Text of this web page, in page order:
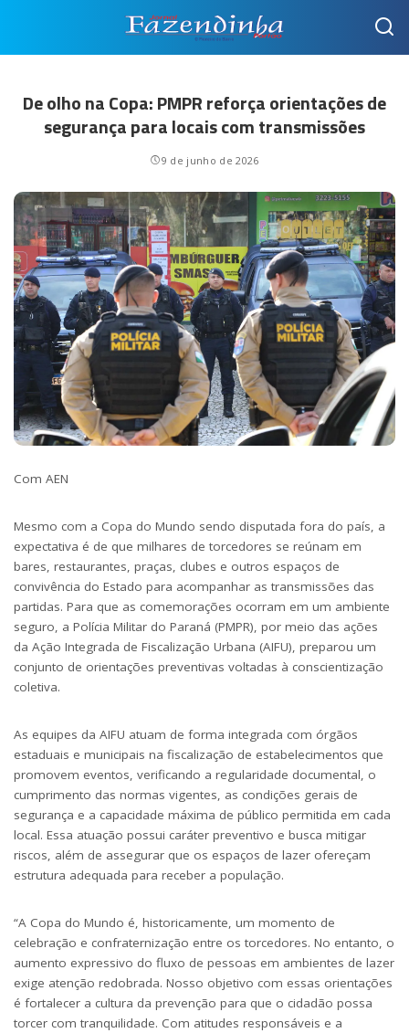
De olho na Copa: PMPR reforça orientações de
segurança para locais com transmissões
9 de junho de 2026
Com AEN
Mesmo com a Copa do Mundo sendo disputada fora do país, a
expectativa é de que milhares de torcedores se reúnam em
bares, restaurantes, praças, clubes e outros espaços de
convivência do Estado para acompanhar as transmissões das
partidas. Para que as comemorações ocorram em um ambiente
seguro, a Polícia Militar do Paraná (PMPR), por meio das ações
da Ação Integrada de Fiscalização Urbana (AIFU), preparou um
conjunto de orientações preventivas voltadas à conscientização
coletiva.
As equipes da AIFU atuam de forma integrada com órgãos
estaduais e municipais na fiscalização de estabelecimentos que
promovem eventos, verificando a regularidade documental, o
cumprimento das normas vigentes, as condições gerais de
segurança e a capacidade máxima de público permitida em cada
local. Essa atuação possui caráter preventivo e busca mitigar
riscos, além de assegurar que os espaços de lazer ofereçam
estrutura adequada para receber a população.
“A Copa do Mundo é, historicamente, um momento de
celebração e confraternização entre os torcedores. No entanto, o
aumento expressivo do fluxo de pessoas em ambientes de lazer
exige atenção redobrada. Nosso objetivo com essas orientações
é fortalecer a cultura da prevenção para que o cidadão possa
torcer com tranquilidade. Com atitudes responsáveis e a